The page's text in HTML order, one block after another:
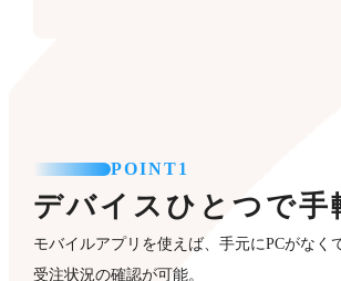
POINT1
デバイスひとつで手
モバイルアプリを使えば、手元にPCがなく
受注状況の確認が可能。